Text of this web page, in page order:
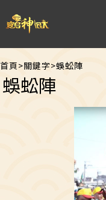
首頁>關鍵字>蜈蚣陣
蜈蚣陣